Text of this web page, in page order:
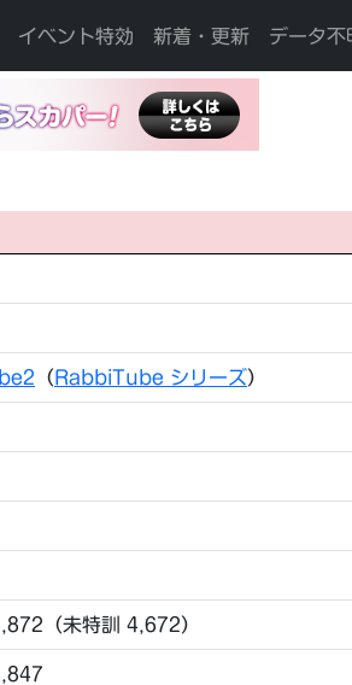
イベント特効 新着・更新 データ不
（RabbiTube シリーズ）
（未特訓 4,672）